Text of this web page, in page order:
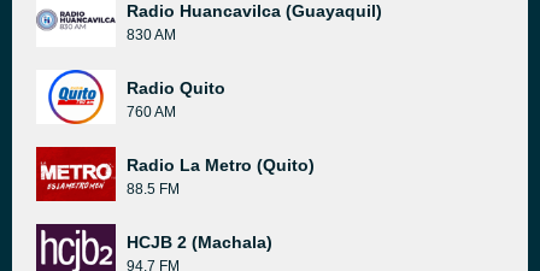
Radio Huancavilca (Guayaquil)
830 AM
Radio Quito
760 AM
Radio La Metro (Quito)
88.5 FM
HCJB 2 (Machala)
94.7 FM